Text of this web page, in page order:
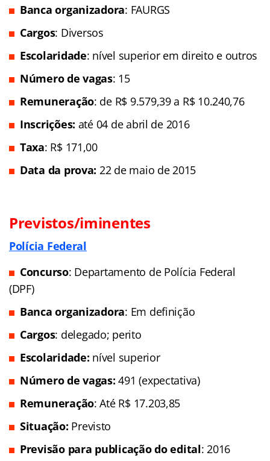
Banca organizadora: FAURGS
Cargos: Diversos
Escolaridade: nível superior em direito e outros
Número de vagas: 15
Remuneração: de R$ 9.579,39 a R$ 10.240,76
Inscrições: até 04 de abril de 2016
Taxa: R$ 171,00
Data da prova: 22 de maio de 2015
Previstos/iminentes
Polícia Federal
Concurso: Departamento de Polícia Federal
(DPF)
Banca organizadora: Em definição
Cargos: delegado; perito
Escolaridade: nível superior
Número de vagas:491 (expectativa)
Remuneração: Até R$ 17.203,85
Situação: Previsto
Previsão para publicação do edital: 2016